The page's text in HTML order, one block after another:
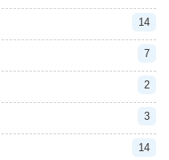
14
7
2
3
14